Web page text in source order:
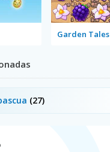
Garden Tales
(27)